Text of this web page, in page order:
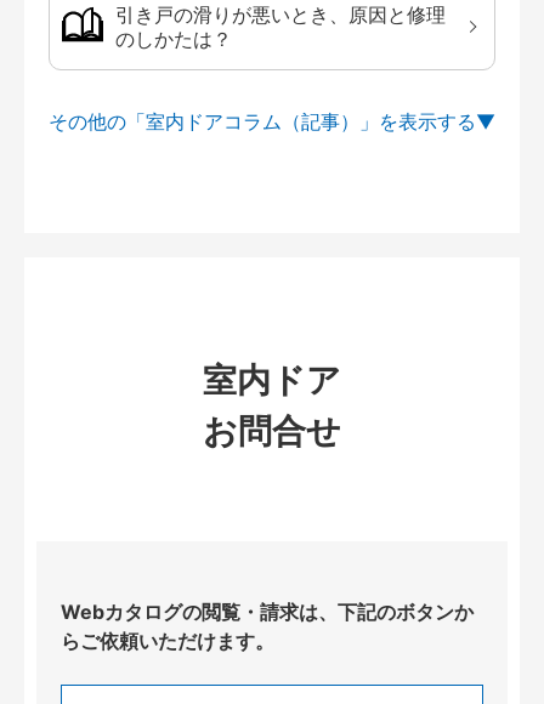
引き戸の滑りが悪いとき、原因と修理
のしかたは？
その他の「室内ドアコラム（記事）」を
室内ドア
お問合せ
Webカタログの閲覧・請求は、下記のボタンか
らご依頼いただけます。